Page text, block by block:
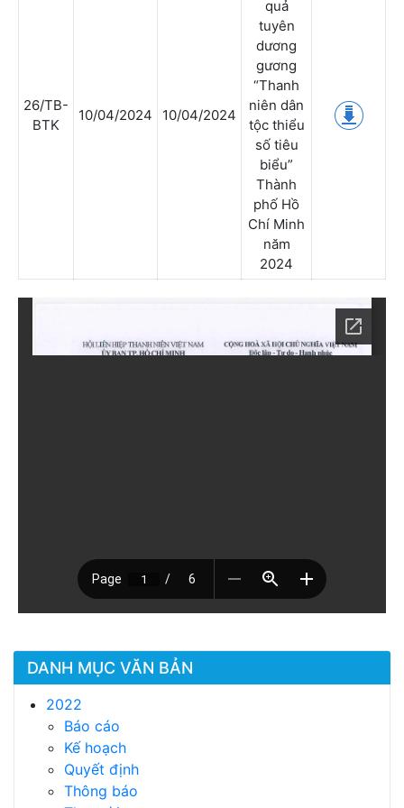
DANH MỤC VĂN BẢN
2022
Báo cáo
Kế hoạch
Quyết định
Thông báo
26/TB-
BTK
10/04/2024 10/04/2024
quả
tuyên
dương
gương
“Thanh
niên dân
tộc thiểu
số tiêu
biểu”
Thành
phố Hồ
Chí Minh
năm
2024